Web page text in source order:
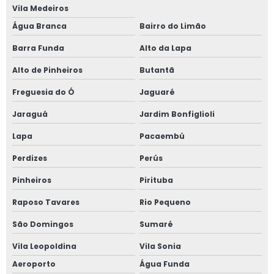
Janela de alumínio sob medida
Janela de alumínio sobreposta
Janela de alumínio sobreposta em são paulo
Janela de alumínio sobreposta em sp
Janela em aluminio vidro duplo
Janela anti barulho
Janela anti barulho para residências
Janela anti ruído sobrepor
Janela anti ruído de sobrepor slim
Janela anti ruído sobreposta
Vila Medeiros
Água Branca
Bairro do Limão
Barra Funda Alto da Lapa
Alto de Pinheiros Butantã
Freguesia do Ó Jaguaré
Jaraguá Jardim Bonfiglioli
Lapa Pacaembú
Perdizes Perús
Pinheiros Pirituba
Raposo Tavares Rio Pequeno
São Domingos Sumaré
Vila Leopoldina
Vila Sonia
Aeroporto
Água Funda